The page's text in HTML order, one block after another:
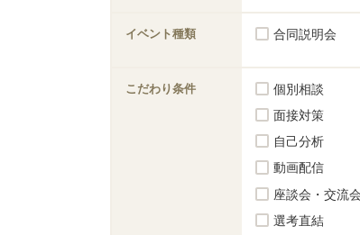
イベント種類 合同説明会
こだわり条件 個別相談
面接対策
自己分析
動画配信
座談会・交流会
選考直結